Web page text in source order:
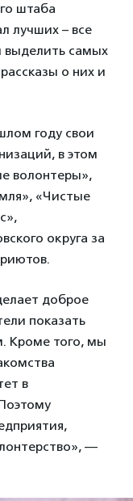
штаба
лучших – все
выделить самых
о них и
году свои
в этом
волонтеры»,
«Чистые
округа за
доброе
показать
Кроме того, мы
в
—